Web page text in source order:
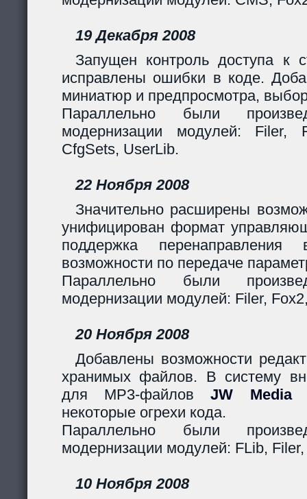
19 Декабря 2008
Запущен контроль доступа к
исправлены ошибки в коде.
миниатюр и предпросмотра,
Параллельно были
модернизации модулей: Filer,
CfgSets, UserLib.
22 Ноября 2008
Значительно расширены
унифицирован формат
поддержка
возможности по передаче
Параллельно были
модернизации модулей: Filer,
20 Ноября 2008
Добавлены возможности
хранимых файлов. В систему
для MP3-файловJW Media
некоторые огрехи кода.
Параллельно были
модернизации модулей: FLib,
10 Ноября 2008